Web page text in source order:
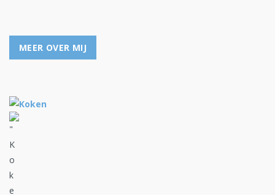
MEER OVER MIJ